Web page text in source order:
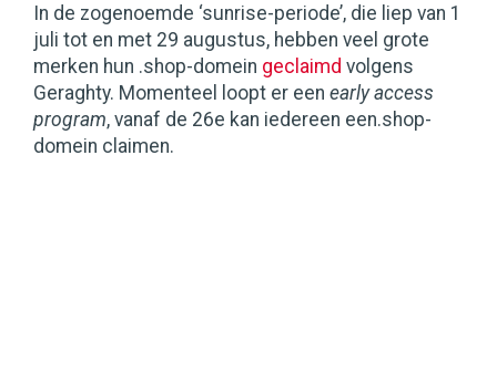
In de zogenoemde ‘sunrise-periode’, die liep van 1
juli tot en met 29 augustus, hebben veel grote
merken hun .shop-domein geclaimd volgens
Geraghty. Momenteel loopt er een early access
program, vanaf de 26e kan iedereen een.shop-
domein claimen.